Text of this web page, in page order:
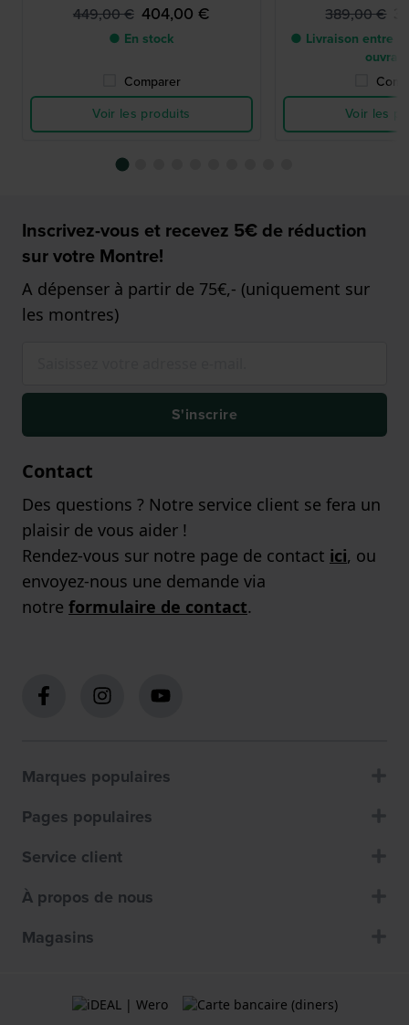
449,00 € 404,00 €
● En stock
Comparer
Voir les produits
389,00 €
● Livraison entre
Voir les
Inscrivez-vous et recevez 5€ de réduction
sur votre Montre!
A dépenser à partir de 75€,- (uniquement sur
les montres)
S'inscrire
Contact
Des questions ? Notre service client se fera un
plaisir de vous aider !
Rendez-vous sur notre page de contact ici, ou
envoyez-nous une demande via
notre formulaire de contact.
Marques populaires
Pages populaires
Service client
À propos de nous
Magasins